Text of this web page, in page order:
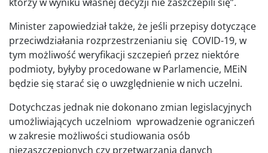
którzy w wyniku własnej decyzji nie zaszczepili się”.
Minister zapowiedział także, że jeśli przepisy dotyczące
przeciwdziałania rozprzestrzenianiu się COVID-19, w
tym możliwość weryfikacji szczepień przez niektóre
podmioty, byłyby procedowane w Parlamencie, MEiN
będzie się starać się o uwzględnienie w nich uczelni.
Dotychczas jednak nie dokonano zmian legislacyjnych
umożliwiających uczelniom wprowadzenie ograniczeń
w zakresie możliwości studiowania osób
niezaszczepionych czy przetwarzania danych